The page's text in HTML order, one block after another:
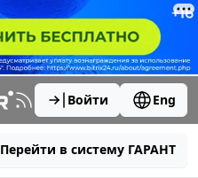
Войти Eng
Перейти в систему ГАРАНТ